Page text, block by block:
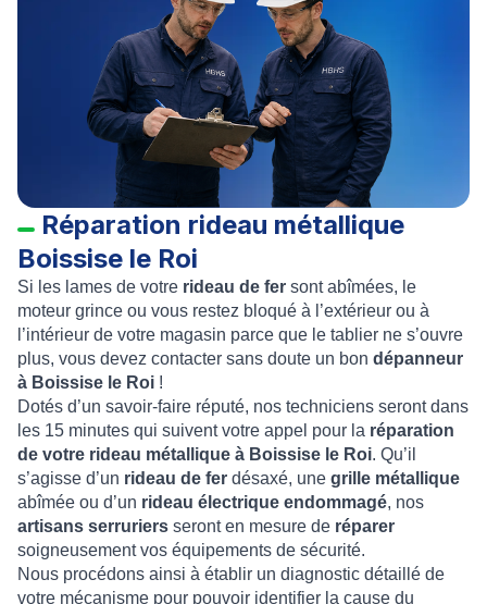
Réparation rideau métallique
Boissise le Roi
Si les lames de votre rideau de fer sont abîmées, le
moteur grince ou vous restez bloqué à l’extérieur ou à
l’intérieur de votre magasin parce que le tablier ne s’ouvre
plus, vous devez contacter sans doute un bon dépanneur
à Boissise le Roi !
Dotés d’un savoir-faire réputé, nos techniciens seront dans
les 15 minutes qui suivent votre appel pour la réparation
de votre rideau métallique à Boissise le Roi. Qu’il
s’agisse d’un rideau de fer désaxé, une grille métallique
abîmée ou d’un rideau électrique endommagé, nos
artisans serruriers seront en mesure de réparer
soigneusement vos équipements de sécurité.
Nous procédons ainsi à établir un diagnostic détaillé de
votre mécanisme pour pouvoir identifier la cause du